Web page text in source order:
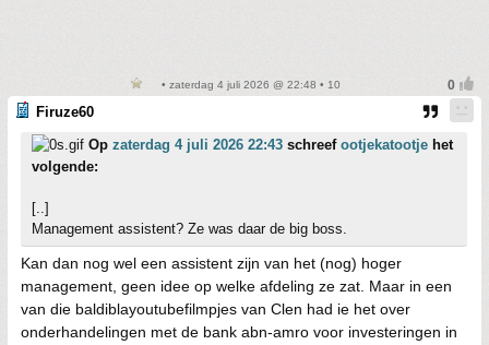
• zaterdag 4 juli 2026 @ 22:48 • 10
Firuze60
Op zaterdag 4 juli 2026 22:43 schreef ootjekatootje het
volgende:
[..]
Management assistent? Ze was daar de big boss.
Kan dan nog wel een assistent zijn van het (nog) hoger
management, geen idee op welke afdeling ze zat. Maar in een
van die baldiblayoutubefilmpjes van Clen had ie het over
onderhandelingen met de bank abn-amro voor investeringen in